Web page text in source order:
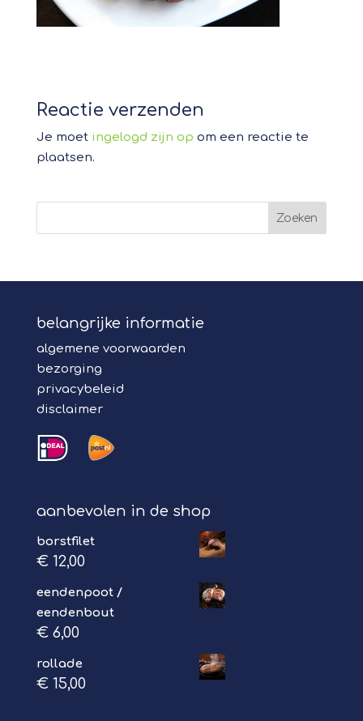
Reactie verzenden
Je moet ingelogd zijn op om een reactie te
plaatsen.
belangrijke informatie
algemene voorwaarden
bezorging
privacybeleid
disclaimer
aanbevolen in de shop
borstfilet
€12,00
eendenpoot /
eendenbout
€6,00
rollade
€15,00